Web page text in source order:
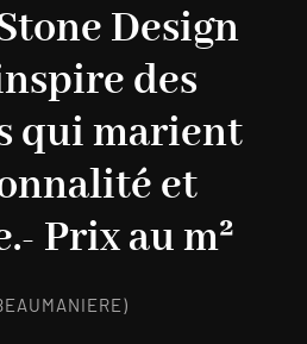
Design
des
qui marient
et
Prix au m²